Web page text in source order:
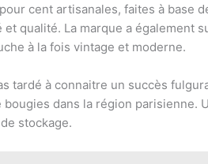
cent artisanales, faites à base
qualité. La marque a également
à la fois vintage et moderne.
tardé à connaitre un succès
bougies dans la région parisienne.
stockage.